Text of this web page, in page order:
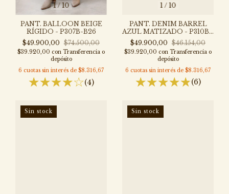
1/10
PANT. BALLOON BEIGE
RÍGIDO - P307B-B26
$49.900,00 $74.500,00
$39.920,00 con Transferencia o
depósito
6 cuotas sin interés de $8.316,67
(4)
1 / 10
PANT. DENIM BARREL
AZUL MATIZADO - P310B -
BA
$49.900,00 $46.154,00
$39.920,00 con Transferencia o
depósito
6 cuotas sin interés de $8.316,67
(6)
Sin stock Sin stock